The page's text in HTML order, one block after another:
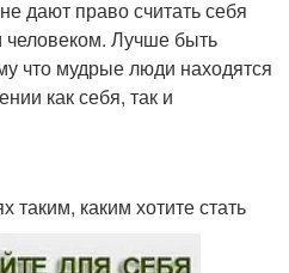
дают право считать себя
Лучше быть
что мудрые люди находятся
как себя, так и
таким, каким хотите стать